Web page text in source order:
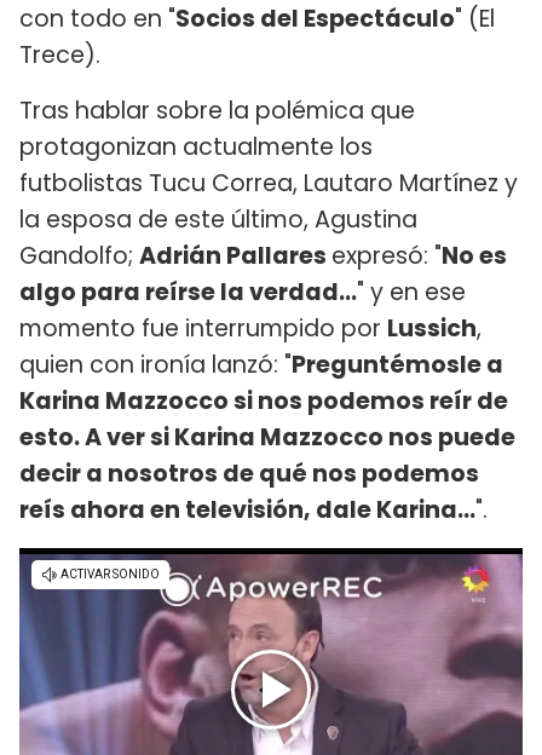
con todo en "Socios del Espectáculo" (El
Trece).
Tras hablar sobre la polémica que
protagonizan actualmente los
futbolistas Tucu Correa, Lautaro Martínez y
la esposa de este último, Agustina
Gandolfo; Adrián Pallares expresó: "No es
algo para reírse la verdad..." y en ese
momento fue interrumpido por Lussich,
quien con ironía lanzó: "Preguntémosle a
Karina Mazzocco si nos podemos reír de
esto. A ver si Karina Mazzocco nos puede
decir a nosotros de qué nos podemos
reís ahora en televisión, dale Karina...".